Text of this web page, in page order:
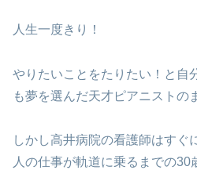
人生一度きり！
やりたいことをたりたい！と自
も夢を選んだ天才ピアニストの
しかし高井病院の看護師はすぐ
人の仕事が軌道に乗るまでの